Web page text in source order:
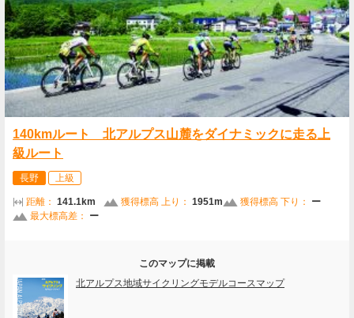
140kmルート 北アルプス山麓をダイナミックに走る上
級ルート
長野 上級
距離： 141.1km 獲得標高 上り： 1951m 獲得標高 下り：
ー
最大標高差：
ー
このマップに掲載
北アルプス地域サイクリングモデルコースマップ